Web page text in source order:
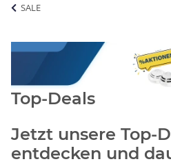
SALE
Top-Deals
Jetzt unsere Top-
entdecken und